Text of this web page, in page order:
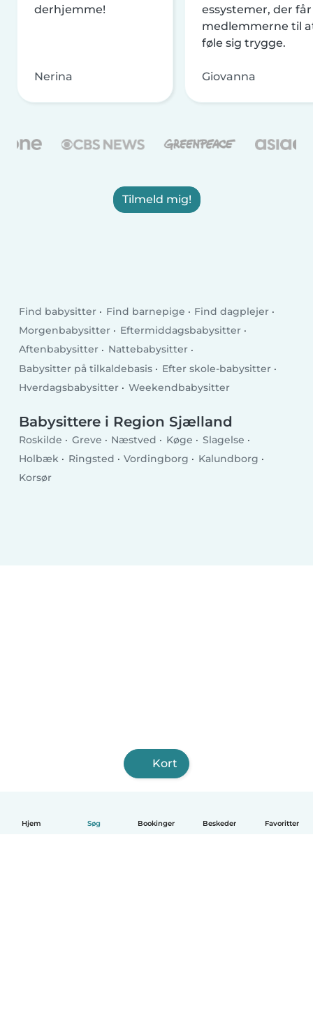
Hjem Søg Bookinger Beskeder Favoritter
derhjemme!
Nerina
essystemer, der får
medlemmerne til
føle sig trygge.
Giovanna
Tilmeld mig!
Find babysitter Find barnepige
Find dagplejer
Morgenbabysitter
Eftermiddagsbabysitter
Aftenbabysitter
Nattebabysitter
Babysitter på tilkaldebasis
Efter skole-babysitter
Hverdagsbabysitter
Weekendbabysitter
Babysittere i Region Sjælland
Roskilde Greve Næstved Køge
Slagelse
Holbæk
Ringsted Vordingborg
Kalundborg
Korsør
Kort